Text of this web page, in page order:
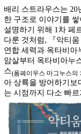
배리 스트라우스는
한 구조로 이야기를
설명하기 위해 1차 페
다룬 것처럼, 『악티
연합 세력과 옥타비아
암살부터 옥타비아누
스(폼페이우스 마그누스의
아 상륙을 방어하기보
는 시점까지 다소 빠